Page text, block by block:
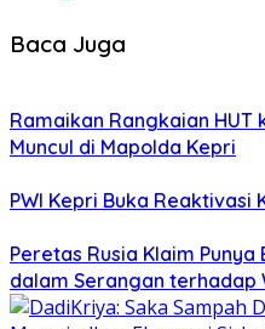
Baca Juga
Ramaikan Rangkaian HUT
Muncul di Mapolda Kepri
PWI Kepri Buka Reaktivasi
Peretas Rusia Klaim
dalam Serangan terhadap